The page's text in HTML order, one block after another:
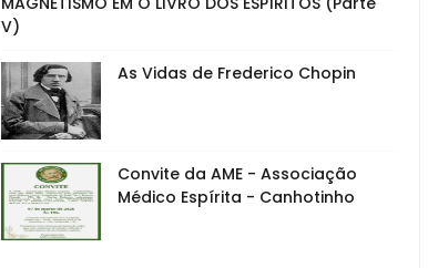
V)
As Vidas de Frederico Chopin
Convite da AME - Associação
Médico Espírita - Canhotinho